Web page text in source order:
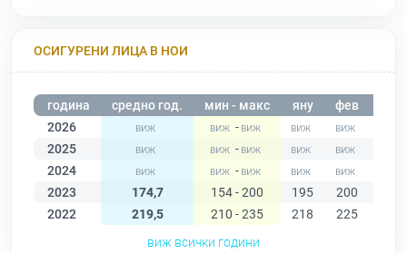
ОСИГУРЕНИ ЛИЦА В НОИ
година средно год. мин - макс яну фев
2026
-
2025
-
2024
-
2023
174,7 154 - 200 195 200
2022
219,5 210 - 235 218 225
виж всички години